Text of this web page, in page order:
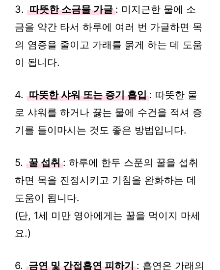
3. 따뜻한 소금물 가글 : 미지근한 물에 소
금을 약간 타서 하루에 여러 번 가글하면 목
의 염증을 줄이고 가래를 묽게 하는 데 도움
이 됩니다.
4. 따뜻한 샤워 또는 증기 흡입 : 따뜻한 물
로 샤워를 하거나 끓는 물에 수건을 적셔 증
기를 들이마시는 것도 좋은 방법입니다.
5. 꿀 섭취 : 하루에 한두 스푼의 꿀을 섭취
하면 목을 진정시키고 기침을 완화하는 데
도움이 됩니다.
(단, 1세 미만 영아에게는 꿀을 먹이지 마세
요.)
6. 금연 및 간접흡연 피하기 : 흡연은 가래의